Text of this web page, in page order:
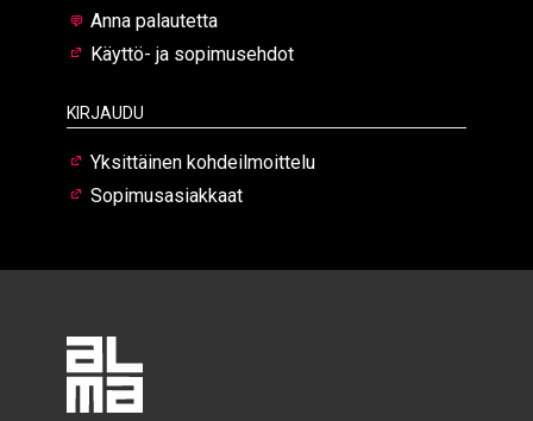
Anna palautetta
Käyttö- ja sopimusehdot
Kirjaudu
Yksittäinen kohdeilmoittelu
Sopimusasiakkaat